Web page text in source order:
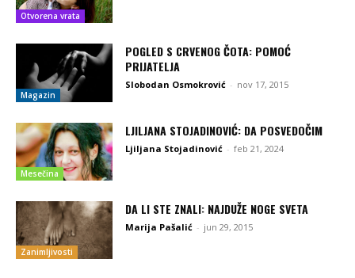
Otvorena vrata
Magazin
POGLED S CRVENOG ČOTA: POMOĆ
PRIJATELJA
Slobodan Osmokrović - nov 17, 2015
Mesečina
LJILJANA STOJADINOVIĆ: DA POSVEDOČIM
Ljiljana Stojadinović - feb 21, 2024
Zanimljivosti
DA LI STE ZNALI: NAJDUŽE NOGE SVETA
Marija Pašalić - jun 29, 2015